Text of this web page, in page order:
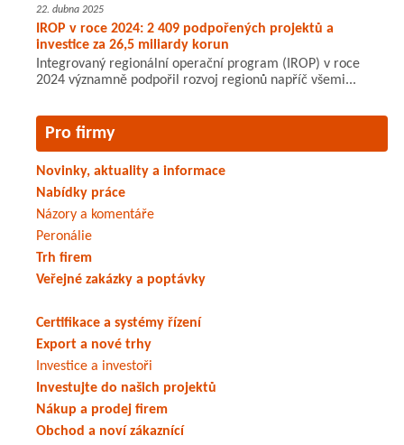
22. dubna 2025
IROP v roce 2024: 2 409 podpořených projektů a
investice za 26,5 miliardy korun
Integrovaný regionální operační program (IROP) v roce
2024 významně podpořil rozvoj regionů napříč všemi...
Pro firmy
Novinky, aktuality a informace
Nabídky práce
Názory a komentáře
Peronálie
Trh firem
Veřejné zakázky a poptávky
Certifikace a systémy řízení
Export a nové trhy
Investice a investoři
Investujte do našich projektů
Nákup a prodej firem
Obchod a noví zákaznící